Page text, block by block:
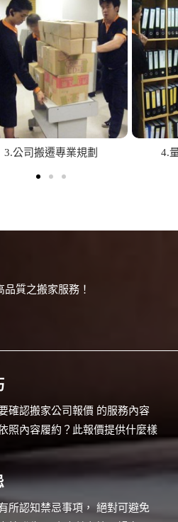
8.政府機關大型搬遷 9.
質之搬家服務！
確認搬家公司報價 的服務內容
照內容履約？此報價提供什麼樣
所認知禁忌事項， 絕對可避免